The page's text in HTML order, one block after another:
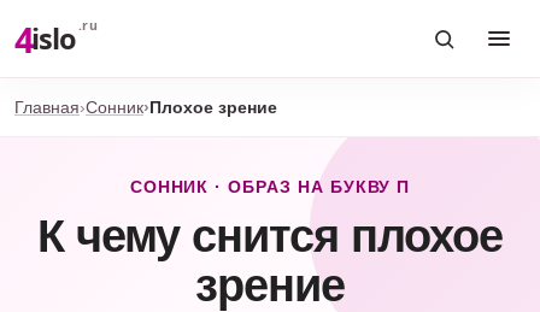
4islo .ru
Главная Сонник Плохое зрение
СОННИК · ОБРАЗ НА БУКВУ П
К чему снится плохое
зрение